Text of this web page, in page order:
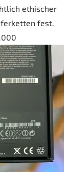
ethischer
fest.